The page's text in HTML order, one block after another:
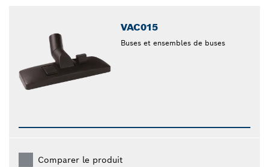
VAC015
Buses et ensembles de buses
Comparer le produit